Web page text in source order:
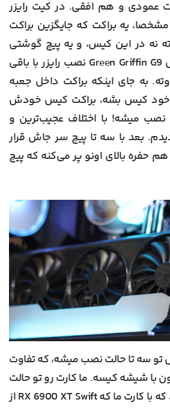
عمودی و هم افقی. در کیت رایزر
یه براکت که جایگزین براکت
نه در این کیس، و یه پیچ گوشتی
واقعا عالی. توی کیس Green Griffin G9 نصب رایزر با باقی
به جای اینکه براکت داخل جعبه
خود کیس بشه، براکت کیس خودش
میشه! با اختلاف عجیب‌ترین و
بعد با سه تا پیچ سر جاش قرار
هم حفره بالای اونو پر می‌کنه که پیچ
تو سه تا حالت نصب میشه، که تفاوت
با شیشه کیسه. ما کارت رو تو حالت
وسطش نصب کردیم، که با کارت ما که RX 6900 XT Swift از